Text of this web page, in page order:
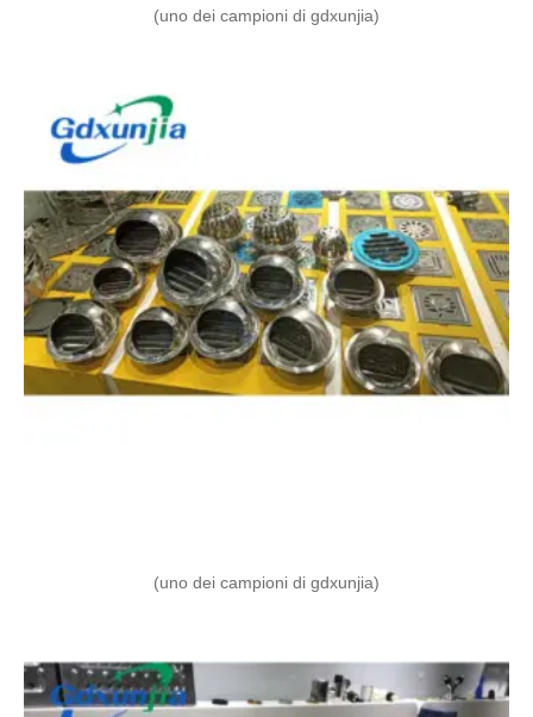
(uno dei campioni di gdxunjia)
(uno dei campioni di gdxunjia)